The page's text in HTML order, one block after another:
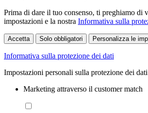
Prima di dare il tuo consenso, ti preghiamo di
impostazioni e la nostra Informativa sulla
Accetta Solo obbligatori Personalizza le
Informativa sulla protezione dei dati
Impostazioni personali sulla protezione dei dati
Marketing attraverso il customer match